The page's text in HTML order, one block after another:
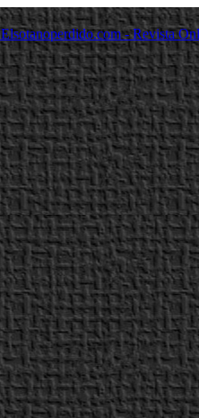
Elsotanoperdido.com - Revista